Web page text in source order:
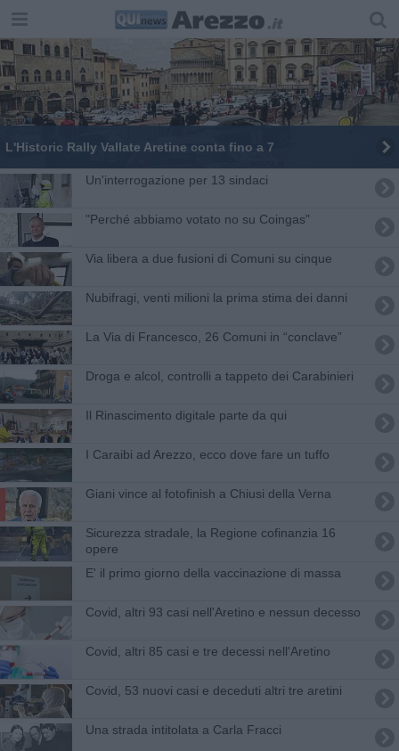
L'Historic Rally Vallate Aretine conta fino a 7
Un'interrogazione per 13 sindaci
"Perché abbiamo votato no su Coingas"
Via libera a due fusioni di Comuni su cinque
Nubifragi, venti milioni la prima stima dei danni
​La Via di Francesco, 26 Comuni in “conclave”
Droga e alcol, controlli a tappeto dei Carabinieri
Il Rinascimento digitale parte da qui
I Caraibi ad Arezzo, ecco dove fare un tuffo
Giani vince al fotofinish a Chiusi della Verna
Sicurezza stradale, la Regione cofinanzia 16
opere
E' il primo giorno della vaccinazione di massa
Covid, altri 93 casi nell'Aretino e nessun decesso
Covid, altri 85 casi e tre decessi nell'Aretino
Covid, 53 nuovi casi e deceduti altri tre aretini
Una strada intitolata a Carla Fracci